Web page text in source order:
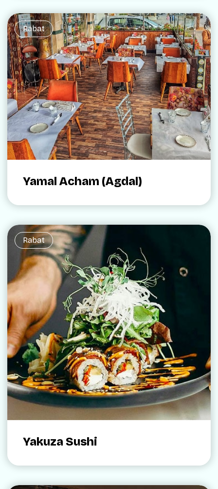
Rabat
Yamal Acham (Agdal)
Rabat
Yakuza Sushi